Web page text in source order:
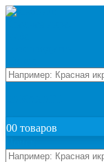
00 товаров